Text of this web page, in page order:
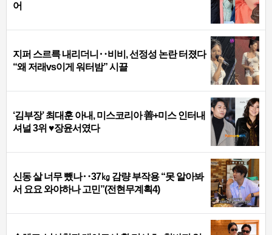
어
지퍼 스르륵 내리더니‥비비, 선정성 논란 터졌다
“왜 저래vs이게 워터밤” 시끌
‘김부장’ 최대훈 아내, 미스코리아 善+미스 인터내
셔널 3위 ♥장윤서였다
신동 살 너무 뺐나‥37㎏ 감량 부작용 “못 알아봐
서 요요 와야하나 고민”(전현무계획4)